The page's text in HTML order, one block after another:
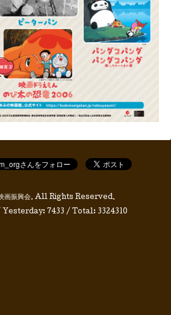
画振興会. All Rights Reserved.
Yesterday: 7433 / Total: 3324310